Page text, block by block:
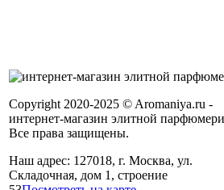
Copyright 2020-2025 © Aromaniya.ru -
интернет-магазин элитной
Все права защищены.
Наш адрес: 127018, г. Москва, ул.
Складочная, дом 1, строение